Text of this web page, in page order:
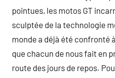
pointues, les motos GT
sculptée de la technologie
monde a déjà été confronté
que chacun de nous fait en
route des jours de repos.